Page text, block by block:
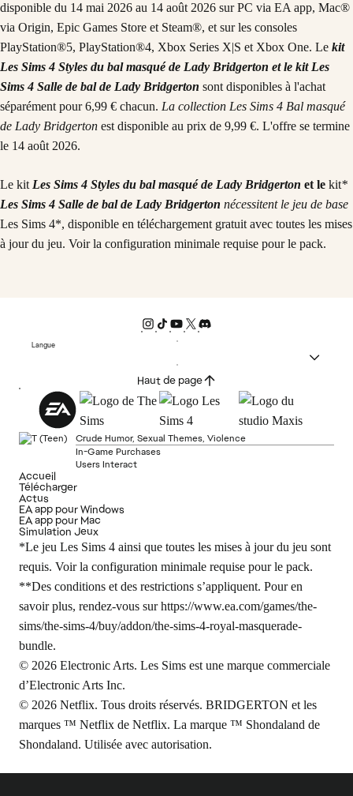
disponible du 14 mai 2026 au 14 août 2026 sur PC via EA app, Mac®
via Origin, Epic Games Store et Steam®, et sur les consoles
PlayStation®5, PlayStation®4, Xbox Series X|S et Xbox One. Le kit
Les Sims 4 Styles du bal masqué de Lady Bridgerton et le kit Les
Sims 4 Salle de bal de Lady Bridgerton sont disponibles à l'achat
séparément pour 6,99 € chacun. La collection Les Sims 4 Bal masqué
de Lady Bridgerton est disponible au prix de 9,99 €. L'offre se termine
le 14 août 2026.
Le kit Les Sims 4 Styles du bal masqué de Lady Bridgerton et le kit*
Les Sims 4 Salle de bal de Lady Bridgerton nécessitent le jeu de base
Les Sims 4*, disponible en téléchargement gratuit avec toutes les mises
à jour du jeu. Voir la configuration minimale requise pour le pack.
Langue
Haut de page
Crude Humor, Sexual Themes, Violence
In-Game Purchases
Users Interact
Accueil
Télécharger
Actus
EA app pour Windows
EA app pour Mac
Simulation Jeux
*Le jeu Les Sims 4 ainsi que toutes les mises à jour du jeu sont
requis. Voir la configuration minimale requise pour le pack.
**Des conditions et des restrictions s’appliquent. Pour en
savoir plus, rendez-vous surhttps://www.ea.com/games/the-
sims/the-sims-4/buy/addon/the-sims-4-royal-masquerade-
bundle.
© 2026 Electronic Arts. Les Sims est une marque commerciale
d’Electronic Arts Inc.
© 2026 Netflix. Tous droits réservés. BRIDGERTON et les
marques ™ Netflix de Netflix. La marque ™ Shondaland de
Shondaland. Utilisée avec autorisation.